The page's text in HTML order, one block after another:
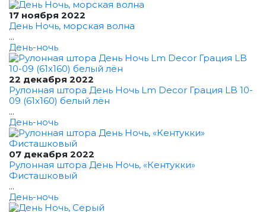
17 ноября 2022
День Ночь, морская волна
...
День-ночь
22 декабря 2022
Рулонная штора День Ночь Lm Decor Грация LB 10-
09 (61x160) белый лён
...
День-ночь
07 декабря 2022
Рулонная штора День Ночь, «Кентукки»
Фисташковый
...
День-ночь